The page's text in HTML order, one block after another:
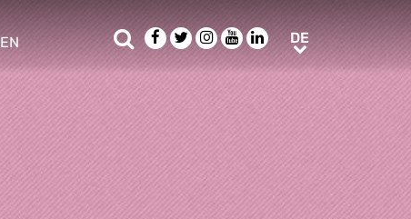
sub menu
SucheFacebook
TwitterInstagram
YoutubeLinkedIn
DEDE